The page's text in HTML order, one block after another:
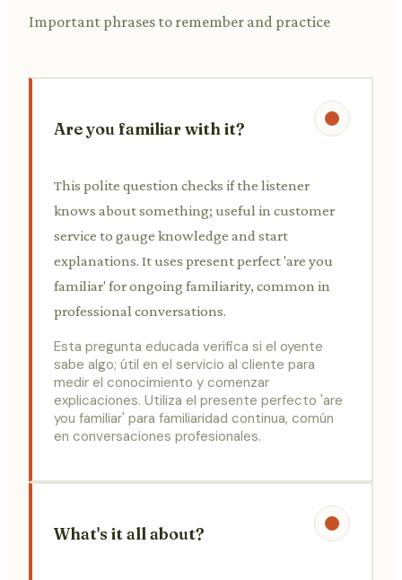
Important phrases to remember and practice
Are you familiar with it?
This polite question checks if the listener
knows about something; useful in customer
service to gauge knowledge and start
explanations. It uses present perfect 'are you
familiar' for ongoing familiarity, common in
professional conversations.
Esta pregunta educada verifica si el oyente
sabe algo; útil en el servicio al cliente para
medir el conocimiento y comenzar
explicaciones. Utiliza el presente perfecto 'are
you familiar' para familiaridad continua, común
en conversaciones profesionales.
What's it all about?